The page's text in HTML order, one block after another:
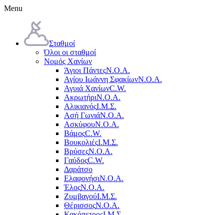
Menu
Σταθμοί
Όλοι οι σταθμοί
Νομός Χανίων
Άγιοι ΠάντεςΝ.Ο.Α.
Αγίου Ιωάννη ΣφακίωνΝ.Ο.Α.
Αγυιά ΧανίωνC.W.
ΑκρωτήριΝ.Ο.Α.
ΑλικιανόςΙ.Μ.Σ.
Ασή ΓωνιάΝ.Ο.Α.
ΑσκύφουΝ.Ο.Α.
ΒάμοςC.W.
ΒουκολιέςΙ.Μ.Σ.
ΒρύσεςΝ.Ο.Α.
ΓαύδοςC.W.
Δαράτσο
ΕλαφονήσιΝ.Ο.Α.
ΈλοςΝ.Ο.Α.
ΖυμβαγούΙ.Μ.Σ.
ΘέρισσοςΝ.Ο.Α.